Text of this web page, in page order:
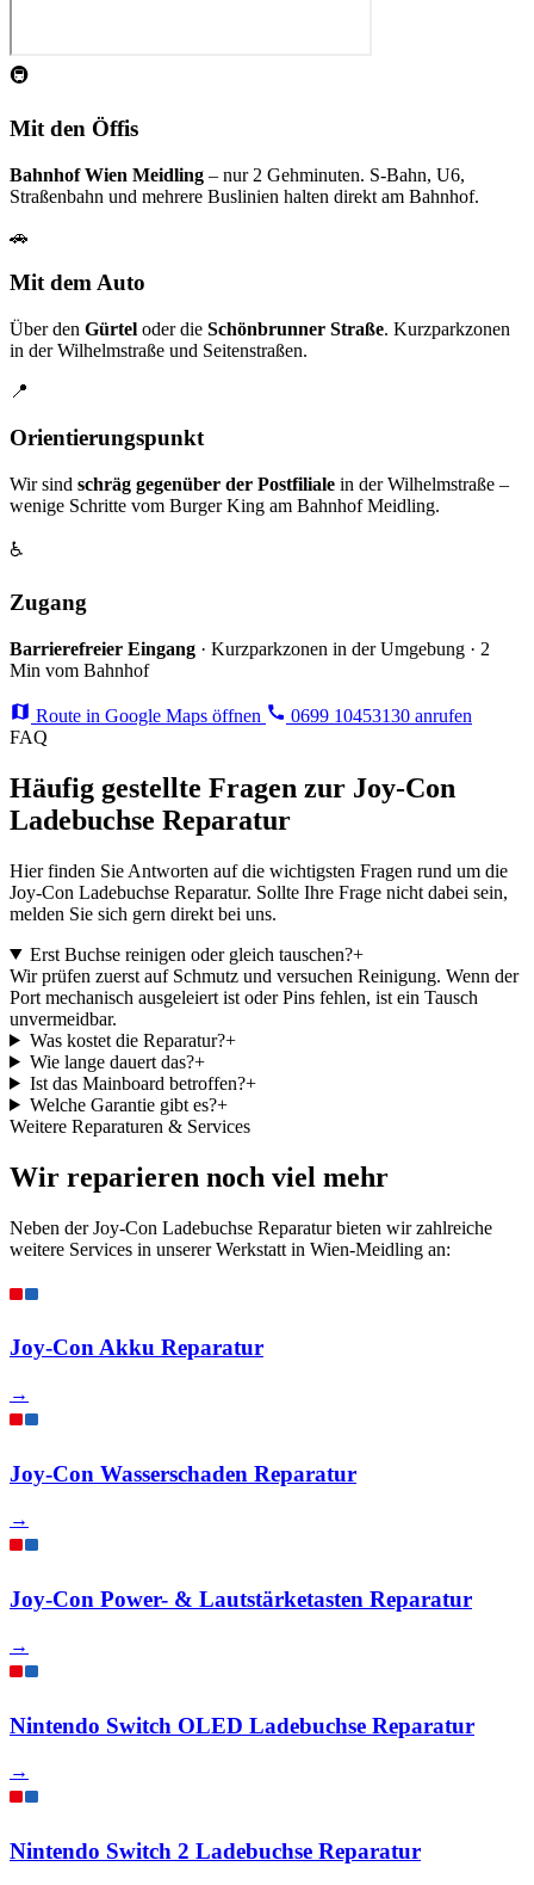
🚇
Mit den Öffis
Bahnhof Wien Meidling – nur 2 Gehminuten. S-Bahn, U6,
Straßenbahn und mehrere Buslinien halten direkt am Bahnhof.
🚗
Mit dem Auto
Über den Gürtel oder die Schönbrunner Straße. Kurzparkzonen
in der Wilhelmstraße und Seitenstraßen.
📍
Orientierungspunkt
Wir sind schräg gegenüber der Postfiliale in der Wilhelmstraße –
wenige Schritte vom Burger King am Bahnhof Meidling.
♿
Zugang
Barrierefreier Eingang · Kurzparkzonen in der Umgebung · 2
Min vom Bahnhof
Route in Google Maps öffnen
0699 10453130 anrufen
FAQ
Häufig gestellte Fragen zur Joy-Con
Ladebuchse Reparatur
Hier finden Sie Antworten auf die wichtigsten Fragen rund um die
Joy-Con Ladebuchse Reparatur. Sollte Ihre Frage nicht dabei sein,
melden Sie sich gern direkt bei uns.
Erst Buchse reinigen oder gleich tauschen?+
Wir prüfen zuerst auf Schmutz und versuchen Reinigung. Wenn der
Port mechanisch ausgeleiert ist oder Pins fehlen, ist ein Tausch
unvermeidbar.
Was kostet die Reparatur?+
Wie lange dauert das?+
Ist das Mainboard betroffen?+
Welche Garantie gibt es?+
Weitere Reparaturen & Services
Wir reparieren noch viel mehr
Neben der Joy-Con Ladebuchse Reparatur bieten wir zahlreiche
weitere Services in unserer Werkstatt in Wien-Meidling an:
Joy-Con Akku Reparatur
→
Joy-Con Wasserschaden Reparatur
→
Joy-Con Power- & Lautstärketasten Reparatur
→
Nintendo Switch OLED Ladebuchse Reparatur
→
Nintendo Switch 2 Ladebuchse Reparatur